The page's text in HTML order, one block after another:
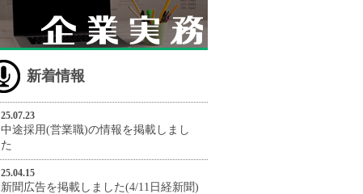
新着情報
25.07.23
中途採用(営業職)の情報を掲載しまし
た
25.04.15
新聞広告を掲載しました(4/11日経新聞)